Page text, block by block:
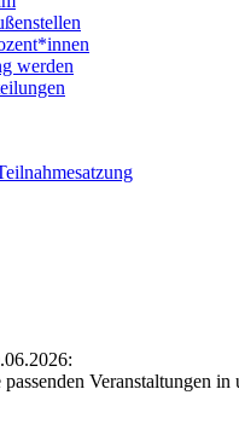
werden
Veranstaltungen in